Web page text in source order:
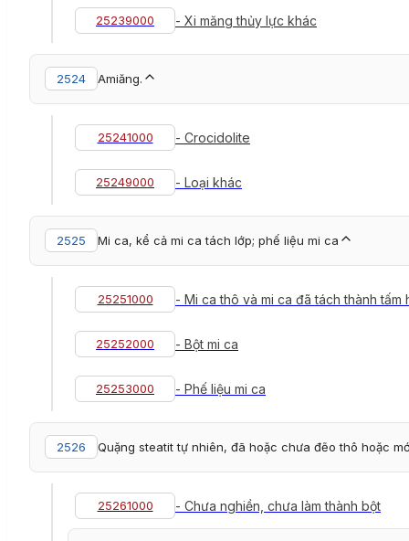
25239000 - Xi măng thủy lực khác
2524 Amiăng.
25241000 - Crocidolite
25249000 - Loại khác
2525 Mi ca, kể cả mi ca tách lớp; phế liệu mi ca
25251000 - Mi ca thô và mi ca đã tách thành tấm
25252000 - Bột mi ca
25253000 - Phế liệu mi ca
2526 Quặng steatit tự nhiên, đã hoặc chưa đẽo thô hoặc
25261000 - Chưa nghiền, chưa làm thành bột